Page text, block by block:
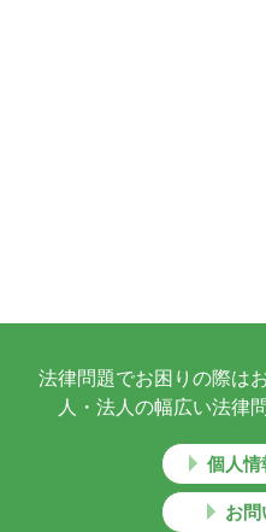
法律問題でお困りの際は
人・法人の幅広い法律
個人情
お問